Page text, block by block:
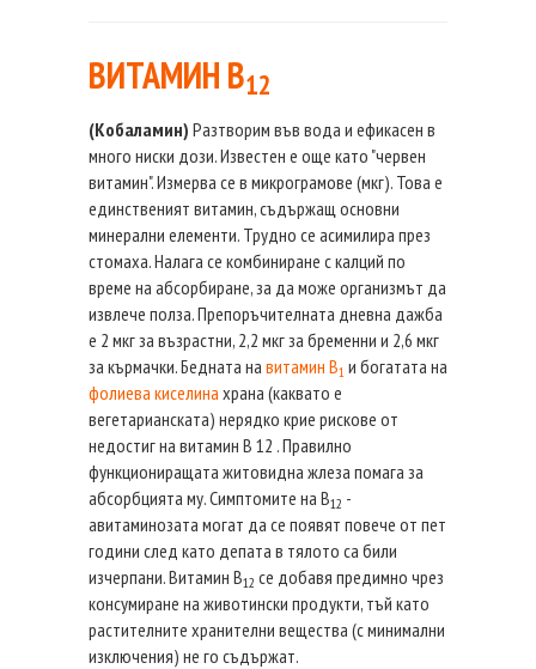
ВИТАМИН B12
(Кобаламин) Разтворим във вода и ефикасен в
много ниски дози. Известен е още като "червен
витамин". Измерва се в микрограмове (мкг). Това е
единственият витамин, съдържащ основни
минерални елементи. Трудно се асимилира през
стомаха. Налага се комбиниране с калций по
време на абсорбиране, за да може организмът да
извлече полза. Препоръчителната дневна дажба
е 2 мкг за възрастни, 2,2 мкг за бременни и 2,6 мкг
за кърмачки. Бедната на витамин В1 и богатата на
фолиева киселина храна (каквато е
вегетарианската) нерядко крие рискове от
недостиг на витамин В 12 . Правилно
функциониращата житовидна жлеза помага за
абсорбцията му. Симптомите на В12 -
авитаминозата могат да се появят повече от пет
години след като депата в тялото са били
изчерпани. Витамин В12 се добавя предимно чрез
консумиране на животински продукти, тъй като
растителните хранителни вещества (с минимални
изключения) не го съдържат.